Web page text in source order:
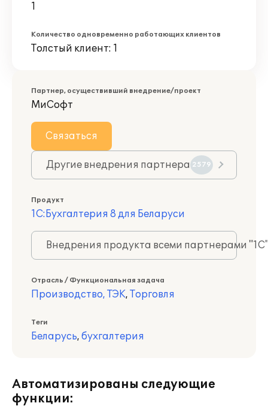
1
Количество одновременно работающих клиентов
Толстый клиент: 1
Партнер, осуществивший внедрение/проект
МиСофт
Связаться
Другие внедрения партнера 2579
Продукт
1С:Бухгалтерия 8 для Беларуси
Внедрения продукта всеми партнерами
Отрасль / Функциональная задача
Производство, ТЭК, Торговля
Теги
Беларусь, бухгалтерия
Автоматизированы следующие
функции: